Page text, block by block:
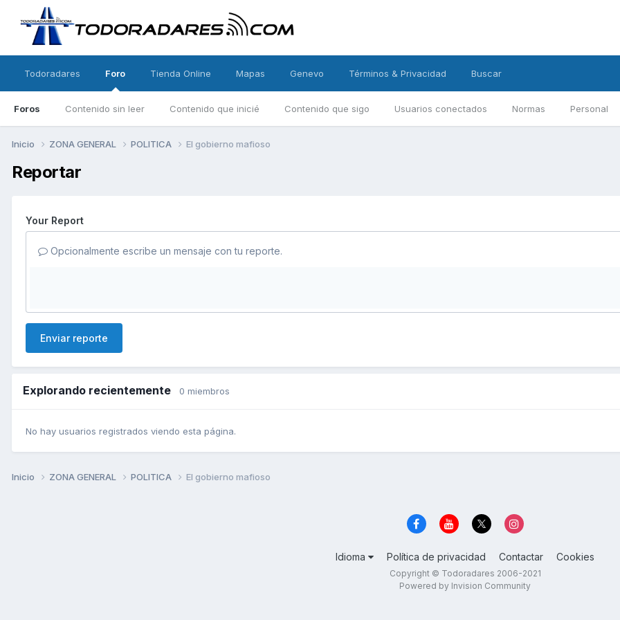
Todoradares Foro
Foros Contenido sin leer Contenido que inicié Contenido que sigo Usuarios conectados Normas Personal
Tienda Online Mapas Genevo Términos & Privacidad Buscar
Inicio ZONA GENERAL POLITICA El gobierno mafioso
Reportar
Your Report
Opcionalmente escribe un mensaje con tu reporte.
Enviar reporte
Explorando recientemente 0 miembros
No hay usuarios registrados viendo esta página.
Inicio ZONA GENERAL POLITICA El gobierno mafioso
Idioma Política de privacidad Contactar Cookies
Copyright © Todoradares 2006-2021
Powered by Invision Community